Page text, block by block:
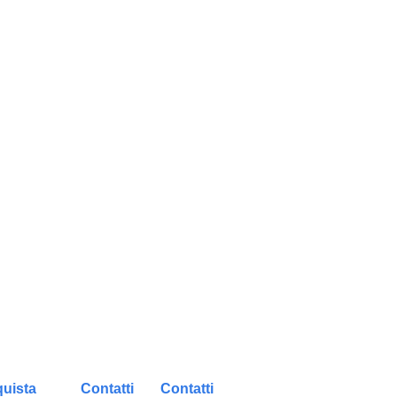
Contatti Contatti